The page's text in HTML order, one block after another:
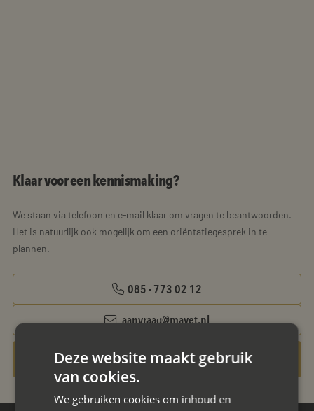
Klaar voor een kennismaking?
We staan via telefoon en e-mail klaar om vragen te beantwoorden.
Het is natuurlijk ook mogelijk om een oriëntatiegesprek in te
plannen.
085 - 773 02 12
aanvraag@mayet.nl
Contact opnemen
Deze website maakt gebruik
van cookies.
We gebruiken cookies om inhoud en